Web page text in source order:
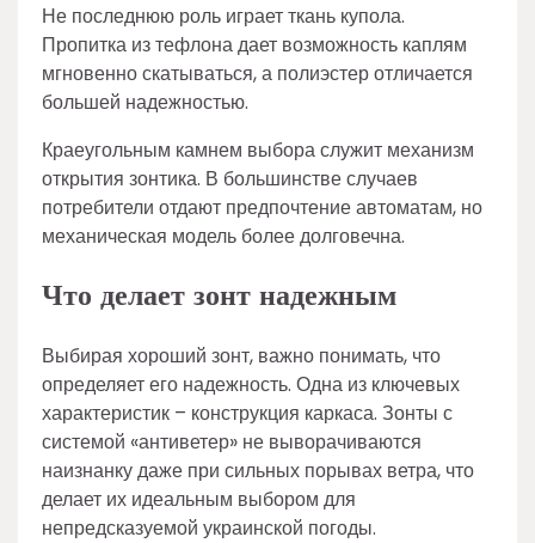
Не последнюю роль играет ткань купола.
Пропитка из тефлона дает возможность каплям
мгновенно скатываться, а полиэстер отличается
большей надежностью.
Краеугольным камнем выбора служит механизм
открытия зонтика. В большинстве случаев
потребители отдают предпочтение автоматам, но
механическая модель более долговечна.
Что делает зонт надежным
Выбирая хороший зонт, важно понимать, что
определяет его надежность. Одна из ключевых
характеристик – конструкция каркаса. Зонты с
системой «антиветер» не выворачиваются
наизнанку даже при сильных порывах ветра, что
делает их идеальным выбором для
непредсказуемой украинской погоды.